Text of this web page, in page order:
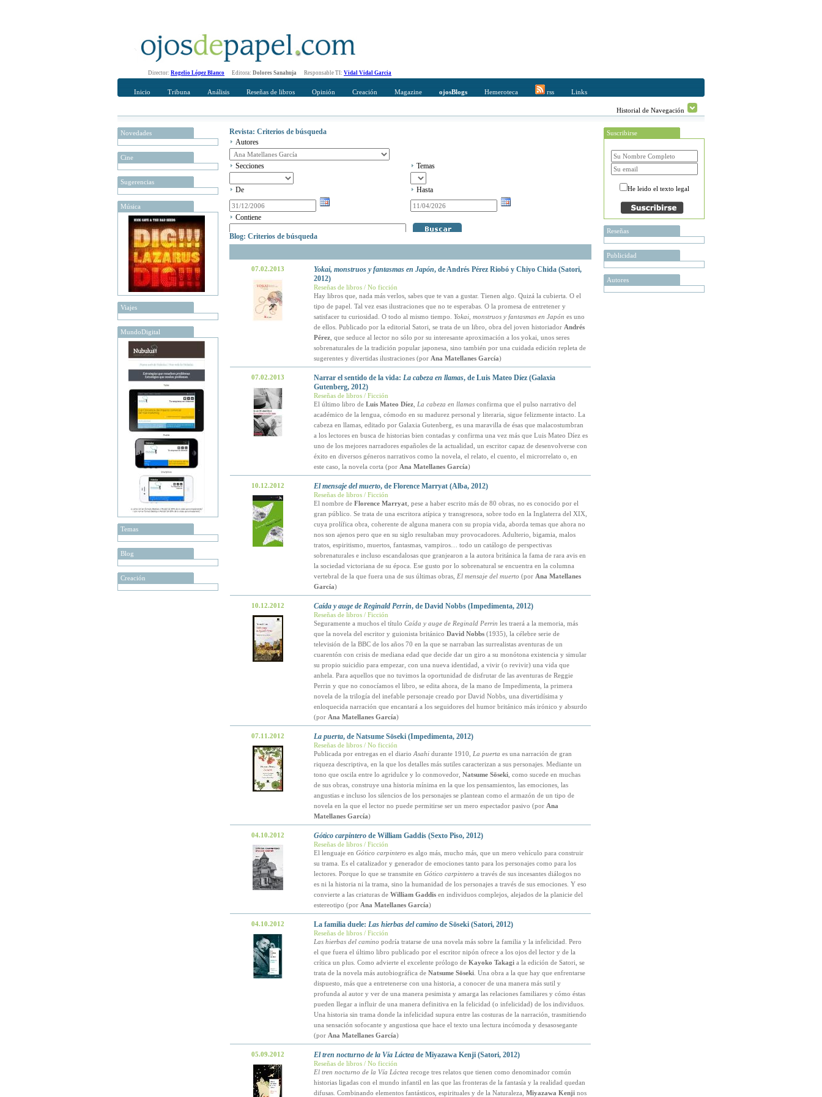
Director: Rogelio López Blanco Editora: Dolores Sanahuja Responsable TI: Vidal Vidal Garcia
Inicio Tribuna Análisis Reseñas de libros Opinión Creación Magazine ojosBlogs Hemeroteca rss Links
Historial de Navegación
Novedades
Cine
Sugerencias
Música
Viajes
MundoDigital
Temas
Blog
Creación
Revista: Criterios de búsqueda
Autores
Secciones Temas
De Hasta
Contiene
Blog: Criterios de búsqueda
07.02.2013 Yokai, monstruos y fantasmas en Japón, de Andrés Pérez Riobó y Chiyo Chida (Satori,
2012)
Reseñas de libros / No ficción
Hay libros que, nada más verlos, sabes que te van a gustar. Tienen algo. Quizá la cubierta. O el
tipo de papel. Tal vez esas ilustraciones que no te esperabas. O la promesa de entretener y
satisfacer tu curiosidad. O todo al mismo tiempo.
Yokai, monstruos y fantasmas en Japón es uno
de ellos. Publicado por la editorial Satori, se trata de un libro, obra del joven historiador Andrés
Pérez, que seduce al lector no sólo por su interesante aproximación a los yokai, unos seres
sobrenaturales de la tradición popular japonesa, sino también por una cuidada edición repleta de
sugerentes y divertidas ilustraciones (por Ana Matellanes García)
07.02.2013 Narrar el sentido de la vida: La cabeza en llamas, de Luis Mateo Díez (Galaxia
Gutenberg, 2012)
Reseñas de libros / Ficción
El último libro de Luis Mateo Díez, La cabeza en llamasconfirma que el pulso narrativo del
académico de la lengua, cómodo en su madurez personal y literaria, sigue felizmente intacto. La
cabeza en llamas, editado por Galaxia Gutenberg, es una maravilla de ésas que malacostumbran
a los lectores en busca de historias bien contadas y confirma una vez más que Luis Mateo Díez es
uno de los mejores narradores españoles de la actualidad, un escritor capaz de desenvolverse con
éxito en diversos géneros narrativos como la novela, el relato, el cuento, el microrrelato o, en
este caso, la novela corta (por Ana Matellanes García)
10.12.2012 El mensaje del muerto, de Florence Marryat (Alba, 2012)
Reseñas de libros / Ficción
El nombre de Florence Marryat, pese a haber escrito más de 80 obras, no es conocido por el
gran público. Se trata de una escritora atípica y transgresora, sobre todo en la Inglaterra del XIX,
cuya prolífica obra, coherente de alguna manera con su propia vida, aborda temas que ahora no
nos son ajenos pero que en su siglo resultaban muy provocadores. Adulterio, bigamia, malos
tratos, espiritismo, muertos, fantasmas, vampiros… todo un catálogo de perspectivas
sobrenaturales e incluso escandalosas que granjearon a la autora británica la fama de rara avis en
la sociedad victoriana de su época. Ese gusto por lo sobrenatural se encuentra en la columna
vertebral de la que fuera una de sus últimas obras, El mensaje del muerto (por Ana Matellanes
García)
10.12.2012 Caída y auge de Reginald Perrin, de David Nobbs (Impedimenta, 2012)
Reseñas de libros / Ficción
Seguramente a muchos el título Caída y auge de Reginald Perrin les traerá a la memoria, más
que la novela del escritor y guionista británico David Nobbs(1935), la célebre serie de
televisión de la BBC de los años 70 en la que se narraban las surrealistas aventuras de un
cuarentón con crisis de mediana edad que decide dar un giro a su monótona existencia y simular
su propio suicidio para empezar, con una nueva identidad, a vivir (o revivir) una vida que
anhela. Para aquellos que no tuvimos la oportunidad de disfrutar de las aventuras de Reggie
Perrin y que no conocíamos el libro, se edita ahora, de la mano de Impedimenta, la primera
novela de la trilogía del inefable personaje creado por David Nobbs, una divertidísima y
enloquecida narración que encantará a los seguidores del humor británico más irónico y absurdo
(por Ana Matellanes García)
07.11.2012 La puerta, de Natsume Sōseki (Impedimenta, 2012)
Reseñas de libros / No ficción
Publicada por entregas en el diario Asahidurante 1910, La puerta es una narración de gran
riqueza descriptiva, en la que los detalles más sutiles caracterizan a sus personajes. Mediante un
tono que oscila entre lo agridulce y lo conmovedor, Natsume Sōseki, como sucede en muchas
de sus obras, construye una historia mínima en la que los pensamientos, las emociones, las
angustias e incluso los silencios de los personajes se plantean como el armazón de un tipo de
novela en la que el lector no puede permitirse ser un mero espectador pasivo (por Ana
Matellanes García)
04.10.2012 Gótico carpinterode William Gaddis (Sexto Piso, 2012)
Reseñas de libros / Ficción
El lenguaje en Gótico carpintero es algo más, mucho más, que un mero vehículo para construir
su trama. Es el catalizador y generador de emociones tanto para los personajes como para los
lectores. Porque lo que se transmite en Gótico carpintero a través de sus incesantes diálogos no
es ni la historia ni la trama, sino la humanidad de los personajes a través de sus emociones. Y eso
convierte a las criaturas de William Gaddisen individuos complejos, alejados de la planicie del
estereotipo (por Ana Matellanes García)
04.10.2012 La familia duele: Las hierbas del caminode Sōseki (Satori, 2012)
Reseñas de libros / Ficción
Las hierbas del camino podría tratarse de una novela más sobre la familia y la infelicidad. Pero
el que fuera el último libro publicado por el escritor nipón ofrece a los ojos del lector y de la
crítica un plus. Como advierte el excelente prólogo de Kayoko Takagia la edición de Satori, se
trata de la novela más autobiográfica de Natsume Sōseki. Una obra a la que hay que enfrentarse
dispuesto, más que a entretenerse con una historia, a conocer de una manera más sutil y
profunda al autor y ver de una manera pesimista y amarga las relaciones familiares y cómo éstas
pueden llegar a influir de una manera definitiva en la felicidad (o infelicidad) de los individuos.
Una historia sin trama donde la infelicidad supura entre las costuras de la narración, trasmitiendo
una sensación sofocante y angustiosa que hace el texto una lectura incómoda y desasosegante
(por Ana Matellanes García)
05.09.2012 El tren nocturno de la Vía Lácteade Miyazawa Kenji (Satori, 2012)
Reseñas de libros / No ficción
El tren nocturno de la Vía Láctea recoge tres relatos que tienen como denominador común
historias ligadas con el mundo infantil en las que las fronteras de la fantasía y la realidad quedan
difusas. Combinando elementos fantásticos, espirituales y de la Naturaleza, Miyazawa Kenjinos
Suscribirse
He leido el texto legal
Reseñas
Publicidad
Autores